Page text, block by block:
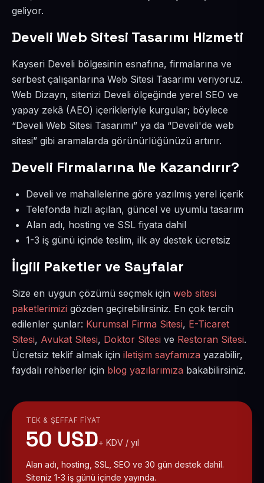
geliyor.
Develi Web Sitesi Tasarımı Hizmeti
Kayseri Develi bölgesinin esnafına, firmalarına ve
serbest çalışanlarına Web Sitesi Tasarımı veriyoruz.
Web Dizayn, sitenizi Develi ölçeğinde yerel SEO ve
yapay zekâ (AEO) içerikleriyle kurgular; böylece
“Develi Web Sitesi Tasarımı” ya da “Develi'de web
sitesi” gibi aramalarda görünürlüğünüzü artırır.
Develi Firmalarına Ne Kazandırır?
Develi ve mahallelerine göre yazılmış yerel içerik
Telefonda hızlı açılan, güncel ve uyumlu tasarım
Alan adı, hosting ve SSL fiyata dahil
1-3 iş günü içinde teslim, ilk ay destek ücretsiz
İlgili Paketler ve Sayfalar
Size en uygun çözümü seçmek için web sitesi
paketlerimizi gözden geçirebilirsiniz. En çok tercih
edilenler şunlar: Kurumsal Firma Sitesi, E-Ticaret
Sitesi, Avukat Sitesi, Doktor Sitesi ve Restoran Sitesi.
Ücretsiz teklif almak için iletişim sayfamıza yazabilir,
faydalı rehberler için blog yazılarımıza bakabilirsiniz.
TEK & ŞEFFAF FIYAT
50 USD+ KDV / yıl
Alan adı, hosting, SSL, SEO ve 30 gün destek dahil.
Siteniz 1-3 iş günü içinde yayında.